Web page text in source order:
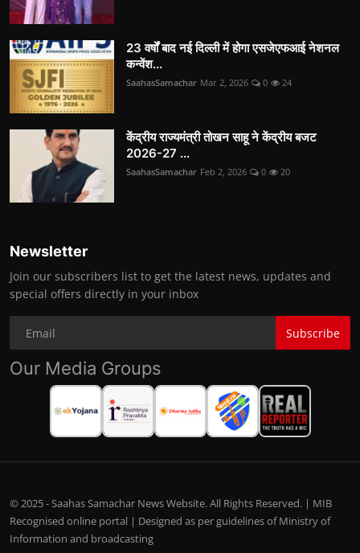
23 वर्षों बाद नई दिल्ली में होगा एसजेएफआई नेशनल
कन्वेंश...
SaahasSamachar Mar 2, 2026 0 24
केंद्रीय राज्यमंत्री तोखन साहू ने केंद्रीय बजट
2026-27 ...
SaahasSamachar Feb 2, 2026 0 20
Newsletter
Join our subscribers list to get the latest news, updates and
special offers directly in your inbox
Subscribe
Our Media Groups
© 2025 - Saahas Samachar News Website. All Rights Reserved. | MIB
Recognised online portal | Designed as per guidelines of Ministry of
Information and broadcasting